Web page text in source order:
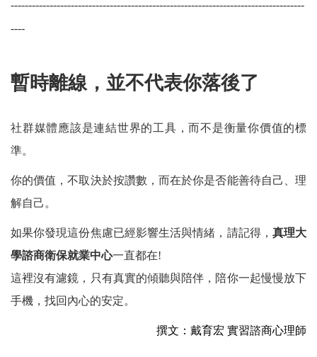
-----------------------------------------------------------------------------------
----
暫時離線，並不代表你落後了
社群媒體應該是連結世界的工具，而不是衡量你價值的標
準。
你的價值，不取決於按讚數，而在於你是否能善待自己、理
解自己。
如果你發現這份焦慮已經影響生活與情緒，請記得， 真理大
學諮商衛保就業中心一直都在!
這裡沒有濾鏡，只有真實的傾聽與陪伴，陪你一起慢慢放下
手機，找回內心的安定。
撰文：戴育宏 實習諮商心理師